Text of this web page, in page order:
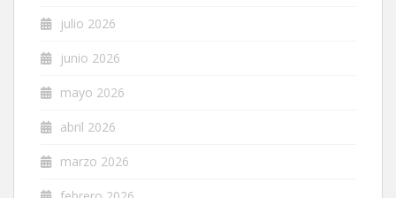
julio 2026
junio 2026
mayo 2026
abril 2026
marzo 2026